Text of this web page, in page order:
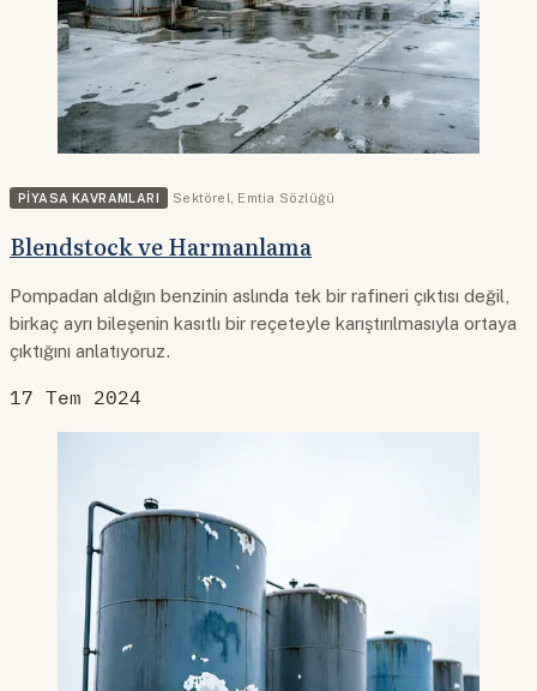
PIYASA KAVRAMLARI Sektörel Emtia Sözlüğü
Blendstock ve Harmanlama
Pompadan aldığın benzinin aslında tek bir rafineri çıktısı değil,
birkaç ayrı bileşenin kasıtlı bir reçeteyle karıştırılmasıyla ortaya
çıktığını anlatıyoruz.
17 Tem 2024